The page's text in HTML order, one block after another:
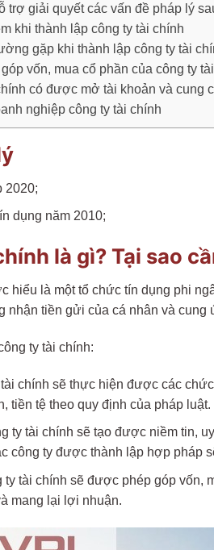
trợ giải quyết các vấn đề pháp lý
khi thành lập công ty tài chính
gặp khi thành lập công ty tài
vốn, mua cổ phần của công ty
có được mở tài khoản và cung
nghiệp công ty tài chính
2020;
dụng năm 2010;
là gì? Tại sao
hiểu là một tổ chức tín dụng phi
nhận tiền gửi của cá nhân và
ty tài chính:
chính sẽ thực hiện được các
tiền tệ theo quy định của pháp luật.
ty tài chính sẽ tạo được niềm tin,
công ty được thành lập hợp pháp
ty tài chính sẽ được phép góp
mang lại lợi nhuận.